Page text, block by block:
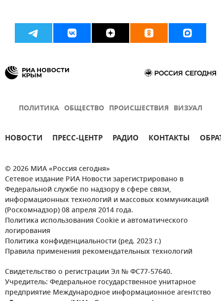
ПОЛИТИКА ОБЩЕСТВО ПРОИСШЕСТВИЯ ВИЗУАЛ
НОВОСТИ ПРЕСС-ЦЕНТР РАДИО КОНТАКТЫ
© 2026 МИА «Россия сегодня»
Сетевое издание РИА Новости зарегистрировано в
Федеральной службе по надзору в сфере связи,
информационных технологий и массовых коммуникаций
(Роскомнадзор) 08 апреля 2014 года.
Политика использования Cookie и автоматического
логирования
Политика конфиденциальности (ред. 2023 г.)
Правила применения рекомендательных технологий
Свидетельство о регистрации Эл № ФС77-57640.
Учредитель: Федеральное государственное унитарное
предприятие Международное информационное агентство